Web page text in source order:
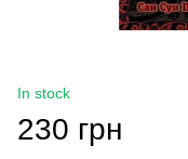
In stock
230 грн